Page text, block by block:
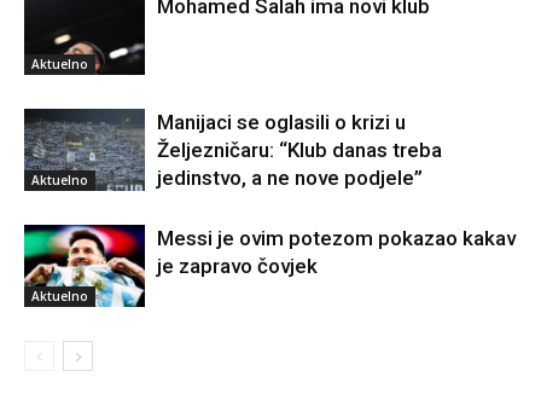
Aktuelno
Mohamed Salah ima novi klub
Aktuelno
Manijaci se oglasili o krizi u
Željezničaru: “Klub danas treba
jedinstvo, a ne nove podjele”
Aktuelno
Messi je ovim potezom pokazao kakav
je zapravo čovjek